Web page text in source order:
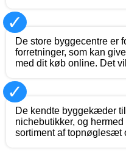
✓
De store byggecentre er
forretninger, som kan
med dit køb online. Det
✓
De kendte byggekæder
nichebutikker, og
sortiment af topnøglesæt